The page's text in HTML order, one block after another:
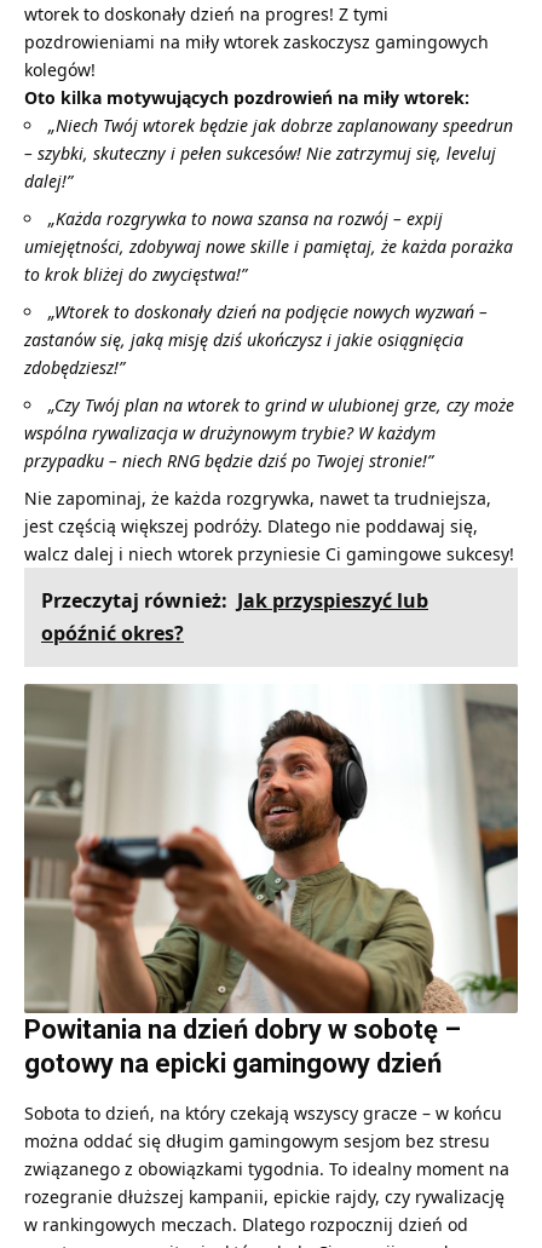
wtorek to doskonały dzień na progres! Z tymi
pozdrowieniami na miły wtorek zaskoczysz gamingowych
kolegów!
Oto kilka motywujących pozdrowień na miły wtorek:
„Niech Twój wtorek będzie jak dobrze zaplanowany speedrun
– szybki, skuteczny i pełen sukcesów! Nie zatrzymuj się, leveluj
dalej!”
„Każda rozgrywka to nowa szansa na rozwój – expij
umiejętności, zdobywaj nowe skille i pamiętaj, że każda porażka
to krok bliżej do zwycięstwa!”
„Wtorek to doskonały dzień na podjęcie nowych wyzwań –
zastanów się, jaką misję dziś ukończysz i jakie osiągnięcia
zdobędziesz!”
„Czy Twój plan na wtorek to grind w ulubionej grze, czy może
wspólna rywalizacja w drużynowym trybie? W każdym
przypadku – niech RNG będzie dziś po Twojej stronie!”
Nie zapominaj, że każda rozgrywka, nawet ta trudniejsza,
jest częścią większej podróży. Dlatego nie poddawaj się,
walcz dalej i niech wtorek przyniesie Ci gamingowe sukcesy!
Przeczytaj również: Jak przyspieszyć lub
opóźnić okres?
Powitania na dzień dobry w sobotę –
gotowy na epicki gamingowy dzień
Sobota to dzień, na który czekają wszyscy gracze – w końcu
można oddać się długim gamingowym sesjom bez stresu
związanego z obowiązkami tygodnia. To idealny moment na
rozegranie dłuższej kampanii, epickie rajdy, czy rywalizację
w rankingowych meczach. Dlatego rozpocznij dzień od